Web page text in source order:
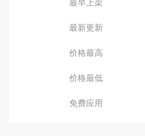
最新更新
价格最高
价格最低
免费应用